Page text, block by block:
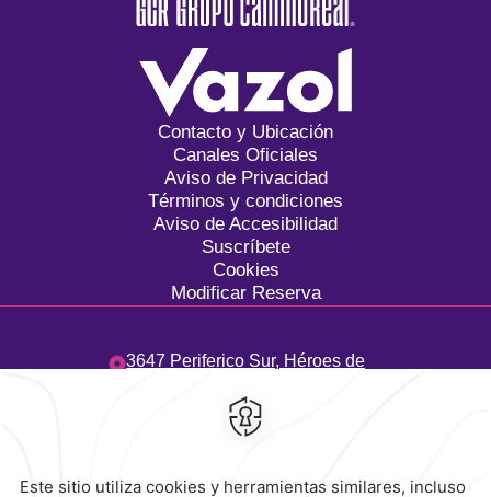
Contacto y Ubicación
Canales Oficiales
Aviso de Privacidad
Términos y condiciones
Aviso de Accesibilidad
Suscríbete
Cookies
Modificar Reserva
3647 Periferico Sur, Héroes de
México
555 449 3650
contacto@caminoreal.com